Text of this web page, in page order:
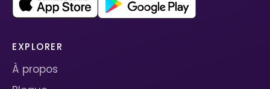
EXPLORER
À propos